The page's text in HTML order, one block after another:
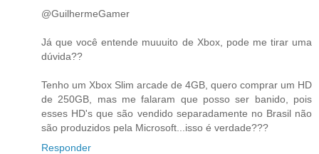
@GuilhermeGamer
Já que você entende muuuito de Xbox, pode me tirar uma
dúvida??
Tenho um Xbox Slim arcade de 4GB, quero comprar um HD
de 250GB, mas me falaram que posso ser banido, pois
esses HD's que são vendido separadamente no Brasil não
são produzidos pela Microsoft...isso é verdade???
Responder